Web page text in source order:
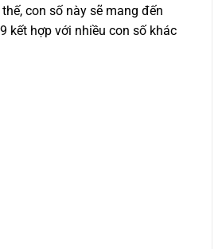
con số này sẽ mang đến
kết hợp với nhiều con số khác